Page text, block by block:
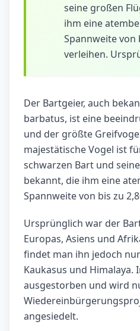
seine großen
ihm eine
Spannweite von
verleihen.
Der Bartgeier, auch
barbatus, ist eine
und der größte
majestätische Vogel ist
schwarzen Bart und
bekannt, die ihm eine
Spannweite von bis zu
Ursprünglich war der
Europas, Asiens und
findet man ihn jedoch
Kaukasus und Himalaya.
ausgestorben und wird
angesiedelt.